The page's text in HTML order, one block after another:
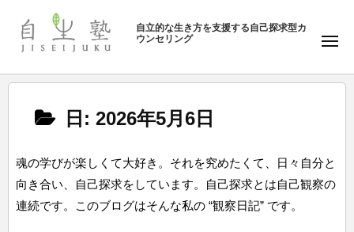
ン
自
塾
自立的な生き方を支援する自己探求型カ
ウンセリング
メ
ュ
ー
日: 2026年5月6日
魂の学びが楽しくて大好き。それを究めたくて、日々自分と
向き合い、自己探求をしています。自己探求とは自己観察の
連続です。このブログはそんな私の “観察日記” です。